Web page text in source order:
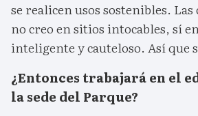
se realicen usos sostenibles.
no creo en sitios intocables, sí
inteligente y cauteloso. Así que
¿Entonces trabajará en el
la sede del Parque?